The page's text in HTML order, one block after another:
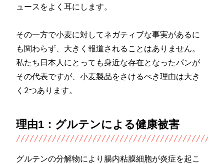
ュースをよく耳にします。
その一方で小麦に対してネガティブな事実があるに
も関わらず、大きく報道されることはありません。
私たち日本人にとっても身近な存在となったパンが
その代表ですが、小麦製品をさけるべき理由は大き
く2つあります。
理由1：グルテンによる健康被害
グルテンの分解物により腸内粘膜細胞が炎症を起こ